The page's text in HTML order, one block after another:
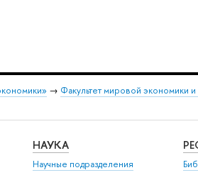
→ Факультет мировой экономики
НАУКА
Научные подразделения